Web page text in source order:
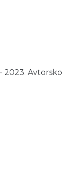
2023. Avtorsko